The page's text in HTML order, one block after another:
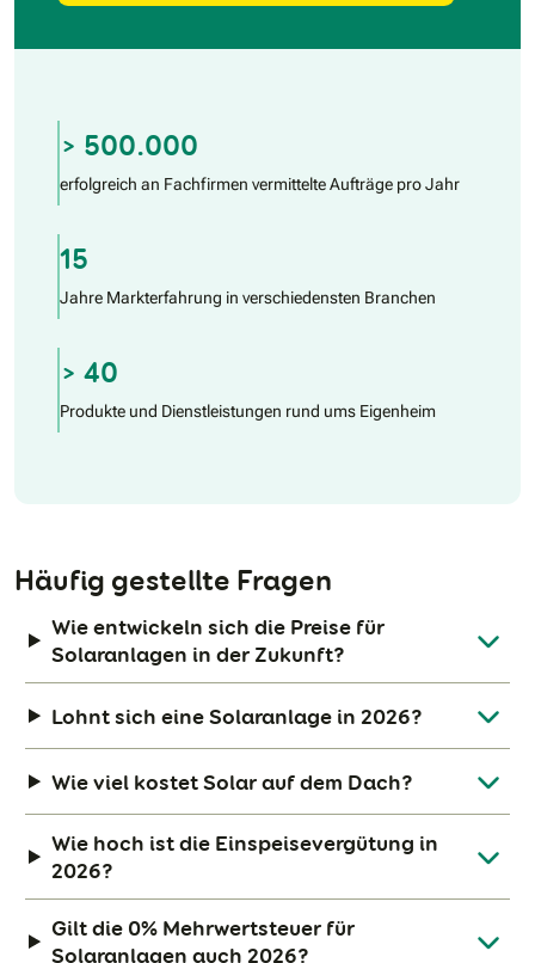
> 500.000
erfolgreich an Fachfirmen vermittelte Aufträge pro Jahr
15
Jahre Markterfahrung in verschiedensten Branchen
> 40
Produkte und Dienstleistungen rund ums Eigenheim
Häufig gestellte Fragen
Wie entwickeln sich die Preise für
Solaranlagen in der Zukunft?
Lohnt sich eine Solaranlage in 2026?
Wie viel kostet Solar auf dem Dach?
Wie hoch ist die Einspeisevergütung in
2026?
Gilt die 0% Mehrwertsteuer für
Solaranlagen auch 2026?